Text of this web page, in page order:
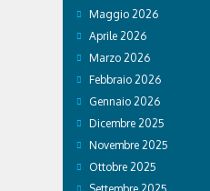
Maggio 2026
Aprile 2026
Marzo 2026
Febbraio 2026
Gennaio 2026
Dicembre 2025
Novembre 2025
Ottobre 2025